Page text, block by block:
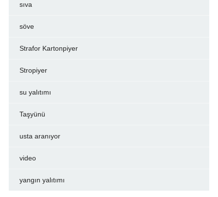
sıva
söve
Strafor Kartonpiyer
Stropiyer
su yalıtımı
Taşyünü
usta aranıyor
video
yangın yalıtımı